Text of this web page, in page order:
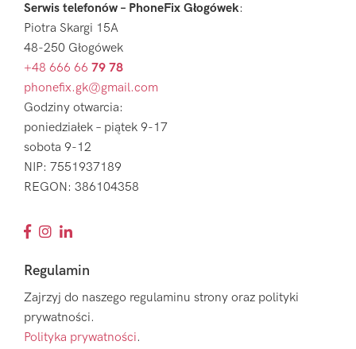
Serwis telefonów – PhoneFix Głogówek:
Piotra Skargi 15A
48-250 Głogówek
+48 666 66 79 78
phonefix.gk@gmail.com
Godziny otwarcia:
poniedziałek – piątek 9-17
sobota 9-12
NIP: 7551937189
REGON: 386104358
Regulamin
Zajrzyj do naszego regulaminu strony oraz polityki
prywatności.
Polityka prywatności.